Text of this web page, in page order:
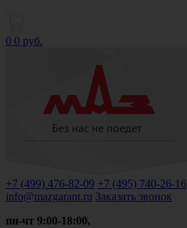
0 0 руб.
+7 (499) 476-82-09 +7 (495) 740-26-16
info@mazgarant.ru Заказать звонок
пн-чт 9:00-18:00,